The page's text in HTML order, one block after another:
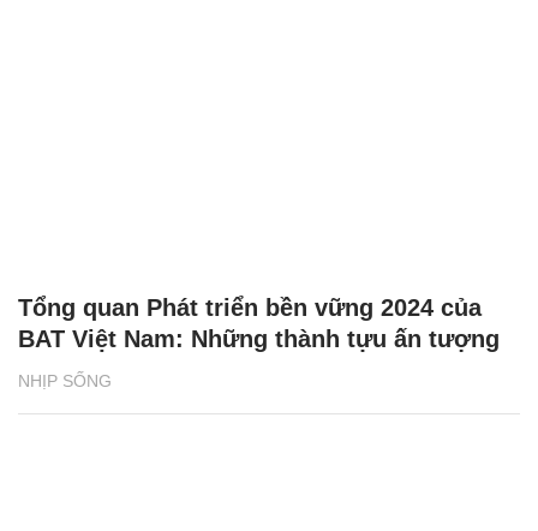
NHỊP SỐNG
Tổng quan Phát triển bền vững 2024 của
BAT Việt Nam: Những thành tựu ấn tượng